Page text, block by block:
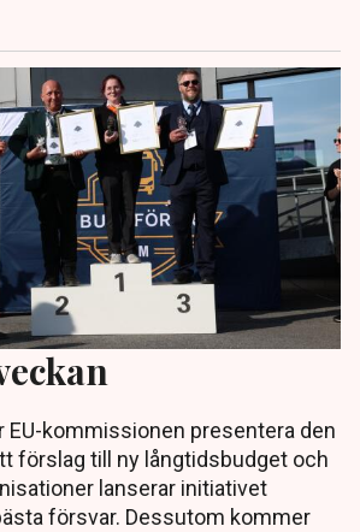
EU-kommissionen presentera den
förslag till ny långtidsbudget och
lanserar initiativet
försvar. Dessutom kommer